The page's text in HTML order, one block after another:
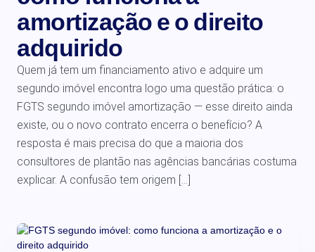
amortização e o direito
adquirido
Quem já tem um financiamento ativo e adquire um
segundo imóvel encontra logo uma questão prática: o
FGTS segundo imóvel amortização — esse direito ainda
existe, ou o novo contrato encerra o benefício? A
resposta é mais precisa do que a maioria dos
consultores de plantão nas agências bancárias costuma
explicar. A confusão tem origem […]